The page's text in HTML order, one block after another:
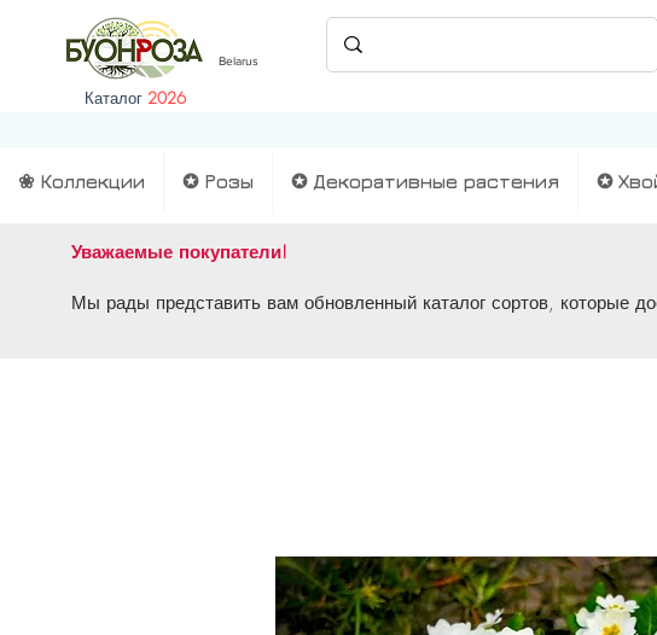
Belarus
Каталог 2026
❀ Коллекции ✪ Розы ✪ Декоративные растения ✪
Уважаемые покупатели!
Мы рады представить вам обновленный каталог сортов, которые